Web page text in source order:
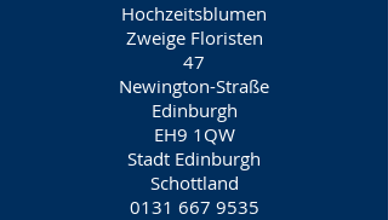
Hochzeitsblumen
Zweige Floristen
47
Newington-Straße
Edinburgh
EH9 1QW
Stadt Edinburgh
Schottland
0131 667 9535